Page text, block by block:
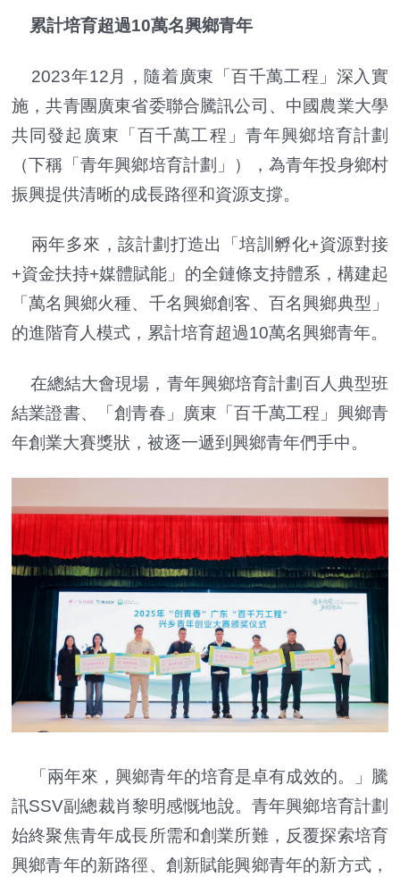
累計培育超過10萬名興鄉青年
2023年12月，隨着廣東「百千萬工程」深入實
施，共青團廣東省委聯合騰訊公司、中國農業大學
共同發起廣東「百千萬工程」青年興鄉培育計劃
（下稱「青年興鄉培育計劃」），為青年投身鄉村
振興提供清晰的成長路徑和資源支撐。
兩年多來，該計劃打造出「培訓孵化+資源對接
+資金扶持+媒體賦能」的全鏈條支持體系，構建起
「萬名興鄉火種、千名興鄉創客、百名興鄉典型」
的進階育人模式，累計培育超過10萬名興鄉青年。
在總結大會現場，青年興鄉培育計劃百人典型班
結業證書、「創青春」廣東「百千萬工程」興鄉青
年創業大賽獎狀，被逐一遞到興鄉青年們手中。
「兩年來，興鄉青年的培育是卓有成效的。」騰
訊SSV副總裁肖黎明感慨地說。青年興鄉培育計劃
始終聚焦青年成長所需和創業所難，反覆探索培育
興鄉青年的新路徑、創新賦能興鄉青年的新方式，